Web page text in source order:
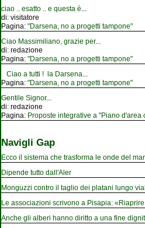
ciao .. esatto .. e questa è
di: visitatore
Pagina: "Darsena, no a progetti tampone"
Ciao Massimiliano, grazie per...
di: redazione
Pagina: "Darsena, no a progetti tampone"
Ciao a tutti ! la Darsena
Pagina: "Darsena, no a progetti tampone"
Gentile Signor...
di: redazione
Pagina: Proposte integrative a "Piano
Navigli Gap
Ecco il sistema che trasforma le onde del
Dipende tutto dall'Aler
Monguzzi contro il taglio dei platani lungo
Le associazioni scrivono a Pisapia:
Anche gli alberi hanno diritto a una fine